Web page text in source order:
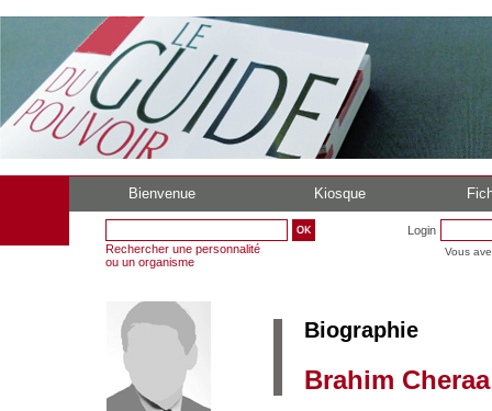
Bienvenue Kiosque
Rechercher une personnalité
ou un organisme
Login
Vous
Biographie
Brahim Cheraa